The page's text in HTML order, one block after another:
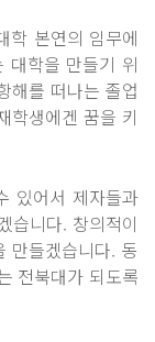
학 본연의 임무에
대학을 만들기 위
해를 떠나는 졸업
학생에겐 꿈을 키
있어서 제자들과
습니다. 창의적이
만들겠습니다. 동
전북대가 되도록